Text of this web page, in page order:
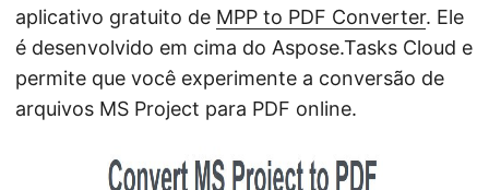
aplicativo gratuito de MPP to PDF Converter. Ele
é desenvolvido em cima do Aspose.Tasks Cloud e
permite que você experimente a conversão de
arquivos MS Project para PDF online.